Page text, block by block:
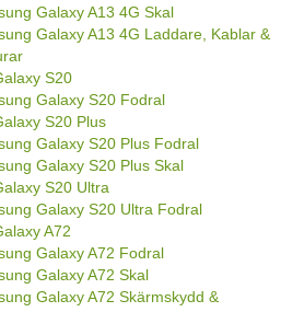
Galaxy A13 4G Skal
Galaxy A13 4G Laddare, Kablar &
S20
Galaxy S20 Fodral
S20 Plus
Galaxy S20 Plus Fodral
Galaxy S20 Plus Skal
S20 Ultra
Galaxy S20 Ultra Fodral
A72
Galaxy A72 Fodral
Galaxy A72 Skal
Galaxy A72 Skärmskydd &